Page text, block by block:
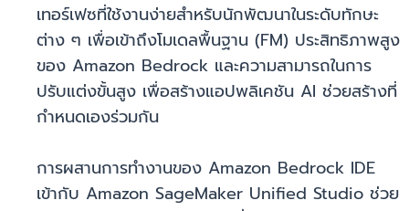
เทอร์เฟซที่ใช้งานง่ายสำหรับนักพัฒนาในระดับทักษะ
ต่าง ๆ เพื่อเข้าถึงโมเดลพื้นฐาน (FM) ประสิทธิภาพสูง
ของ Amazon Bedrock และความสามารถในการ
ปรับแต่งขั้นสูง เพื่อสร้างแอปพลิเคชัน AI ช่วยสร้างที่
กำหนดเองร่วมกัน
การผสานการทำงานของ Amazon Bedrock IDE
เข้ากับ Amazon SageMaker Unified Studio ช่วย